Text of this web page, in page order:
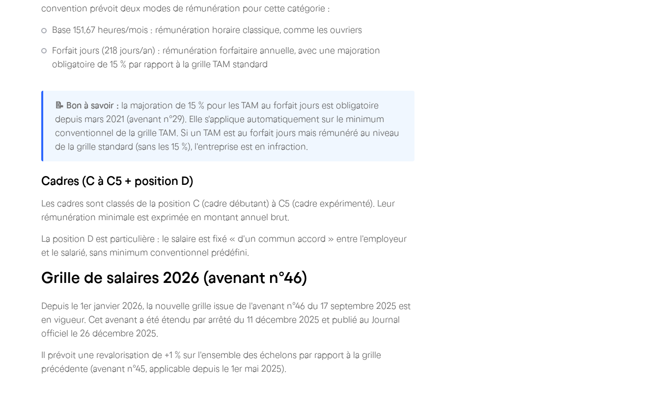
convention prévoit deux modes de rémunération pour cette catégorie :
Base 151,67 heures/mois : rémunération horaire classique, comme les ouvriers
Forfait jours (218 jours/an) : rémunération forfaitaire annuelle, avec une majoration
obligatoire de 15 % par rapport à la grille TAM standard
📝 Bon à savoir : la majoration de 15 % pour les TAM au forfait jours est obligatoire
depuis mars 2021 (avenant n°29). Elle s'applique automatiquement sur le minimum
conventionnel de la grille TAM. Si un TAM est au forfait jours mais rémunéré au niveau
de la grille standard (sans les 15 %), l'entreprise est en infraction.
Cadres (C à C5 + position D)
Les cadres sont classés de la position C (cadre débutant) à C5 (cadre expérimenté). Leur
rémunération minimale est exprimée en montant annuel brut.
La position D est particulière : le salaire est fixé « d'un commun accord » entre l'employeur
et le salarié, sans minimum conventionnel prédéfini.
Grille de salaires 2026 (avenant n°46)
Depuis le 1er janvier 2026, la nouvelle grille issue de l'avenant n°46 du 17 septembre 2025 est
en vigueur. Cet avenant a été étendu par arrêté du 11 décembre 2025 et publié au Journal
officiel le 26 décembre 2025.
Il prévoit une revalorisation de +1 % sur l'ensemble des échelons par rapport à la grille
précédente (avenant n°45, applicable depuis le 1er mai 2025).